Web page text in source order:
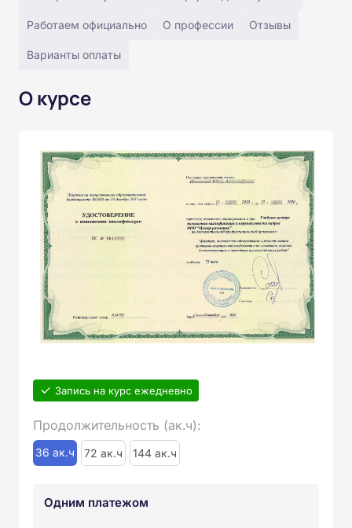
Работаем официально О профессии Отзывы
Варианты оплаты
О курсе
Запись на курс ежедневно
Продолжительность (ак.ч):
36 ак.ч 72 ак.ч 144 ак.ч
Одним платежом